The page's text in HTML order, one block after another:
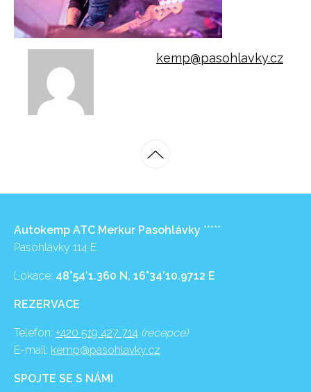
kemp@pasohlavky.cz
Autokemp ATC Merkur Pasohlávky *****
Pasohlávky 114 E
Lokace: 48°54’1.360 N, 16°34’10.9712 E
REZERVACE
Telefon: +420 519 427 714 (recepce)
E-mail: kemp@pasohlavky.cz
SPOJTE SE S NÁMI